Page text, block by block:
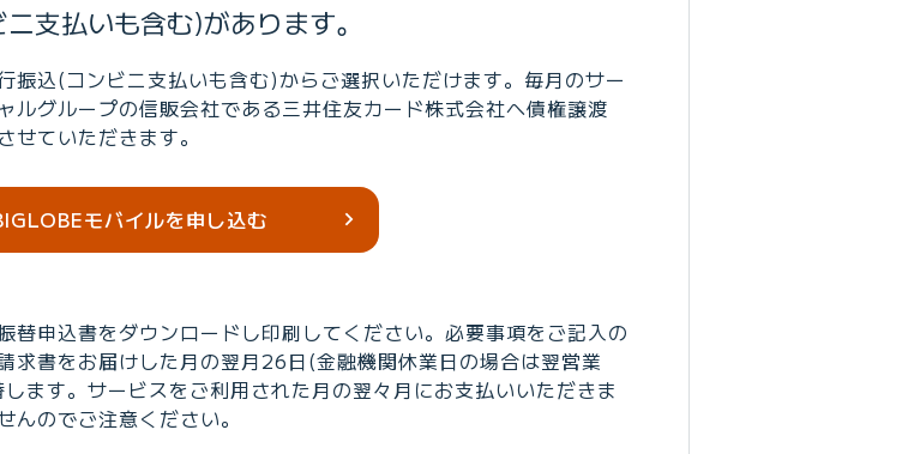
支払いも含む)があります。
振込(コンビニ支払いも含む)からご選択いただけます。毎月のサー
ルグループの信販会社である三井住友カード株式会社へ債権譲渡
ていただきます。
モバイルを申し込む
替申込書をダウンロードし印刷してください。必要事項をご記入の
求書をお届けした月の翌月26日(金融機関休業日の場合は翌営業
ます。サービスをご利用された月の翌々月にお支払いいただきま
のでご注意ください。